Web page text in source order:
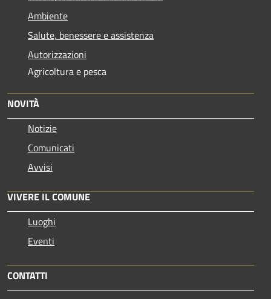
Ambiente
Salute, benessere e assistenza
Autorizzazioni
Agricoltura e pesca
NOVITÀ
Notizie
Comunicati
Avvisi
VIVERE IL COMUNE
Luoghi
Eventi
CONTATTI